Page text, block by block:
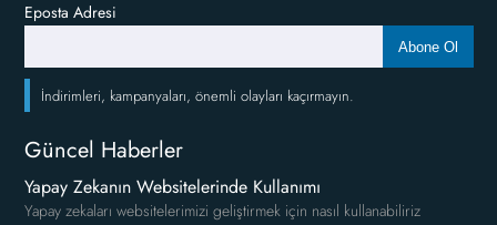
Eposta Adresi
Abone Ol
İndirimleri, kampanyaları, önemli olayları kaçırmayın.
Güncel Haberler
Yapay Zekanın Websitelerinde Kullanımı
Yapay zekaları websitelerimizi geliştirmek için nasıl kullanabiliriz